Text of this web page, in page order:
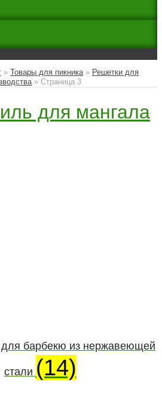
» Товары для пикника» Решетки для
» Страница 3
для мангала
для барбекю из нержавеющей
стали (14)